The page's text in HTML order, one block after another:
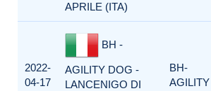
APRILE (ITA)
2022-
04-17
BH -
AGILITY DOG -
LANCENIGO DI
BH-
AGILITY